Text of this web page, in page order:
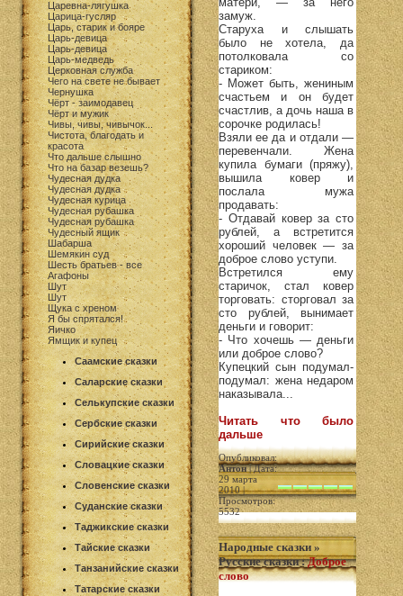
Царевна-лягушка
Царица-гусляр
Царь, старик и бояре
Царь-девица
Царь-девица
Царь-медведь
Церковная служба
Чего на свете не бывает
Чернушка
Чёрт - заимодавец
Чёрт и мужик
Чивы, чивы, чивычок...
Чистота, благодать и
красота
Что дальше слышно
Что на базар везешь?
Чудесная дудка
Чудесная дудка
Чудесная курица
Чудесная рубашка
Чудесная рубашка
Чудесный ящик
Шабарша
Шемякин суд
Шесть братьев - все
Агафоны
Шут
Шут
Щука с хреном
Я бы спрятался!
Яичко
Ямщик и купец
Саамские сказки
Саларские сказки
Селькупские сказки
Сербские сказки
Сирийские сказки
Словацкие сказки
Словенские сказки
Суданские сказки
Таджикские сказки
Тайские сказки
Танзанийские сказки
Татарские сказки
замуж.
Старуха и слышать
было не хотела, да
потолковала со
стариком:
- Может быть, жениным
счастьем и он будет
счастлив, а дочь наша в
сорочке родилась!
Взяли ее да и отдали —
перевенчали. Жена
купила бумаги (пряжу),
вышила ковер и
послала мужа
продавать:
- Отдавай ковер за сто
рублей, а встретится
хороший человек — за
доброе слово уступи.
Встретился ему
старичок, стал ковер
торговать: сторговал за
сто рублей, вынимает
деньги и говорит:
- Что хочешь — деньги
или доброе слово?
Купецкий сын подумал-
подумал: жена недаром
наказывала...
Читать что было
дальше
Опубликовал:
Антон| Дата:
29 марта
2010 |
Просмотров:
5532
Народные сказки »
Русские сказки:Доброе
слово